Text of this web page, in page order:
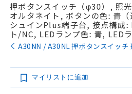
押ボタンスイッチ（φ30）, 照
オルタネイト, ボタンの色: 青
シュインPlus端子台, 接点構成:
ト/NC, LEDランプ色: 青, LED
A30NN / A30NL 押ボタンスイッチ
マイリストに追加